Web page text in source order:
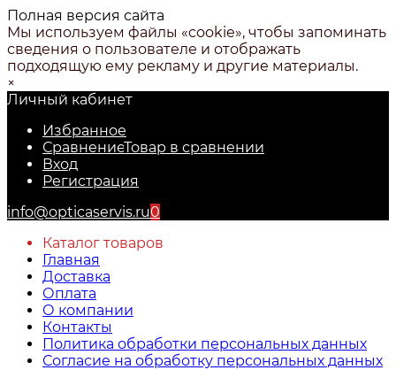
Полная версия сайта
Мы используем файлы «cookie», чтобы запоминать
сведения о пользователе и отображать
подходящую ему рекламу и другие материалы.
×
Личный кабинет
Избранное
СравнениеТовар в сравнении
Вход
Регистрация
info@opticaservis.ru0
Каталог товаров
Главная
Доставка
Оплата
О компании
Контакты
Политика обработки персональных данных
Согласие на обработку персональных данных